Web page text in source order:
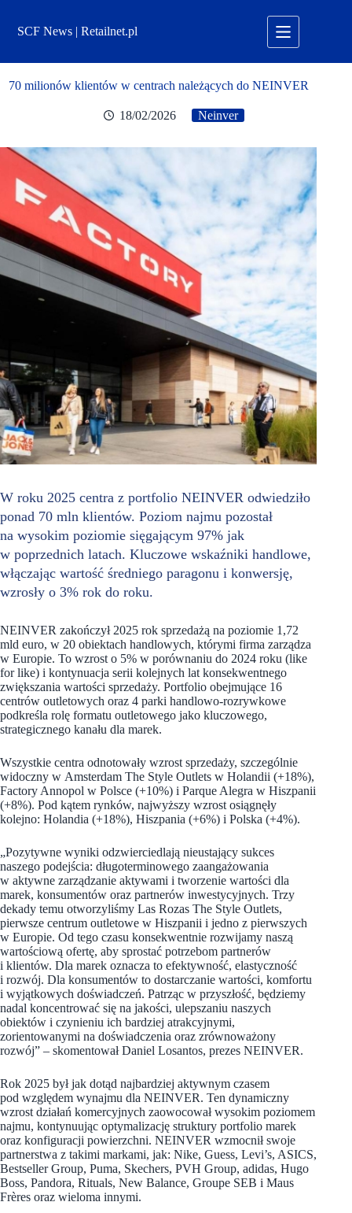
treściSCF News | Retailnet.pl
70 milionów klientów w centrach należących do NEINVER
18/02/2026 Neinver
W roku 2025 centra z portfolio NEINVER odwiedziło
ponad 70 mln klientów. Poziom najmu pozostał
na wysokim poziomie sięgającym 97% jak
w poprzednich latach. Kluczowe wskaźniki handlowe,
włączając wartość średniego paragonu i konwersję,
wzrosły o 3% rok do roku.
NEINVER zakończył 2025 rok sprzedażą na poziomie 1,72
mld euro, w 20 obiektach handlowych, którymi firma zarządza
w Europie. To wzrost o 5% w porównaniu do 2024 roku (like
for like) i kontynuacja serii kolejnych lat konsekwentnego
zwiększania wartości sprzedaży. Portfolio obejmujące 16
centrów outletowych oraz 4 parki handlowo-rozrywkowe
podkreśla rolę formatu outletowego jako kluczowego,
strategicznego kanału dla marek.
Wszystkie centra odnotowały wzrost sprzedaży, szczególnie
widoczny w Amsterdam The Style Outlets w Holandii (+18%),
Factory Annopol w Polsce (+10%) i Parque Alegra w Hiszpanii
(+8%). Pod kątem rynków, najwyższy wzrost osiągnęły
kolejno: Holandia (+18%), Hiszpania (+6%) i Polska (+4%).
„Pozytywne wyniki odzwierciedlają nieustający sukces
naszego podejścia: długoterminowego zaangażowania
w aktywne zarządzanie aktywami i tworzenie wartości dla
marek, konsumentów oraz partnerów inwestycyjnych. Trzy
dekady temu otworzyliśmy Las Rozas The Style Outlets,
pierwsze centrum outletowe w Hiszpanii i jedno z pierwszych
w Europie. Od tego czasu konsekwentnie rozwijamy naszą
wartościową ofertę, aby sprostać potrzebom partnerów
i klientów. Dla marek oznacza to efektywność, elastyczność
i rozwój. Dla konsumentów to dostarczanie wartości, komfortu
i wyjątkowych doświadczeń. Patrząc w przyszłość, będziemy
nadal koncentrować się na jakości, ulepszaniu naszych
obiektów i czynieniu ich bardziej atrakcyjnymi,
zorientowanymi na doświadczenia oraz zrównoważony
rozwój” – skomentował Daniel Losantos, prezes NEINVER.
Rok 2025 był jak dotąd najbardziej aktywnym czasem
pod względem wynajmu dla NEINVER. Ten dynamiczny
wzrost działań komercyjnych zaowocował wysokim poziomem
najmu, kontynuując optymalizację struktury portfolio marek
oraz konfiguracji powierzchni. NEINVER wzmocnił swoje
partnerstwa z takimi markami, jak: Nike, Guess, Levi’s, ASICS,
Bestseller Group, Puma, Skechers, PVH Group, adidas, Hugo
Boss, Pandora, Rituals, New Balance, Groupe SEB i Maus
Frères oraz wieloma innymi.